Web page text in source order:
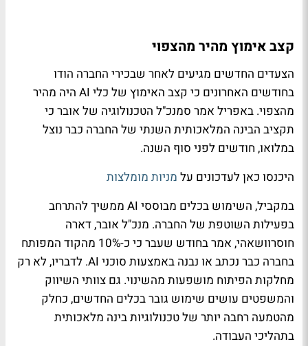
קצב אימוץ מהיר מהצפוי
הצעדים החדשים מגיעים לאחר שבכירי החברה הודו
בחודשים האחרונים כי קצב האימוץ של כלי AI היה מהיר
מהצפוי. באפריל אמר סמנכ"ל הטכנולוגיה של אובר כי
תקציב הבינה המלאכותית השנתי של החברה כבר נוצל
במלואו, חודשים לפני סוף השנה.
היכנסו כאן לעדכונים על מניות מומלצות
במקביל, השימוש בכלים מבוססי AI ממשיך להתרחב
בפעילות השוטפת של החברה. מנכ"ל אובר, דארה
חוסרוושאהי, אמר בחודש שעבר כי כ-10% מהקוד המפותח
בחברה כבר נכתב או נבנה באמצעות סוכני AI. לדבריו, לא רק
מחלקות הפיתוח מושפעות מהשינוי. גם צוותי השיווק
והמשפטים עושים שימוש גובר בכלים החדשים, כחלק
מהטמעה רחבה יותר של טכנולוגיות בינה מלאכותית
בתהליכי העבודה.